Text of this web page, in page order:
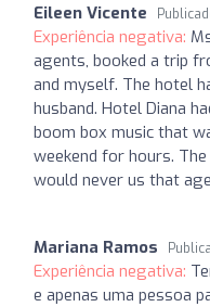
Eileen Vicente
Experiência negativa:
agents, booked a trip
and myself. The hotel
husband. Hotel Diana
boom box music that
weekend for hours.
would never us that
Mariana Ramos
Experiência negativa:
e apenas uma pessoa